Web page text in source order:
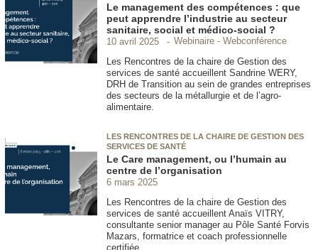
Le management des compétences : que
peut apprendre l’industrie au secteur
sanitaire, social et médico-social ?
10 avril 2025
Webinaire - Webconférence
Les Rencontres de la chaire de Gestion des
services de santé accueillent Sandrine WERY,
DRH de Transition au sein de grandes entreprises
des secteurs de la métallurgie et de l’agro-
alimentaire.
LES RENCONTRES DE LA CHAIRE DE GESTION DES
SERVICES DE SANTÉ
Le Care management, ou l’humain au
centre de l’organisation
6 mars 2025
Les Rencontres de la chaire de Gestion des
services de santé accueillent Anaïs VITRY,
consultante senior manager au Pôle Santé Forvis
Mazars, formatrice et coach professionnelle
certifiée.